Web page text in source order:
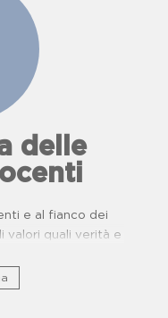
delle
e al fianco dei
valori quali verità e